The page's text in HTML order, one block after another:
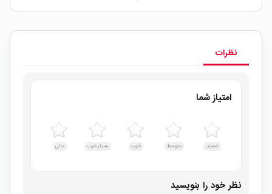
نظرات
امتیاز شما
ضعیف متوسط خوب بسیار خوب عالی
نظر خود را بنویسید